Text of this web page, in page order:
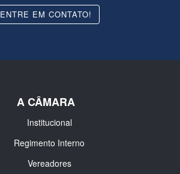
ENTRE EM CONTATO!
A CÂMARA
Institucional
Regimento Interno
Vereadores